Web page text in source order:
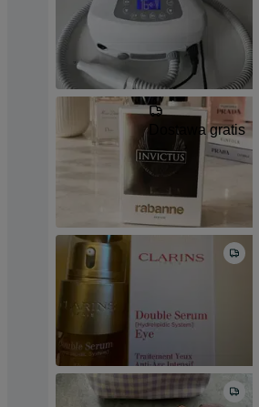
Dostawa gratis